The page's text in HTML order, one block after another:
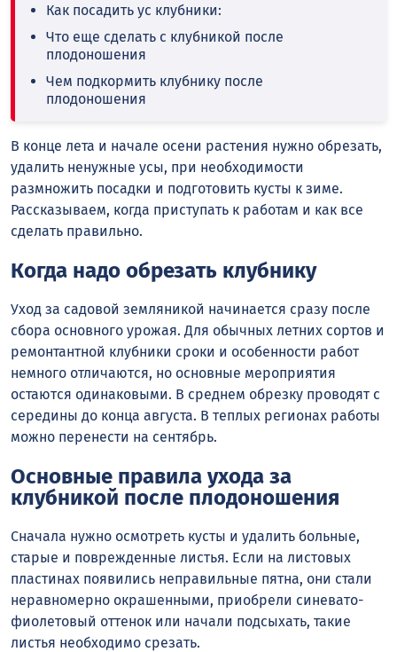
Как посадить ус клубники:
Что еще сделать с клубникой после
плодоношения
Чем подкормить клубнику после
плодоношения
В конце лета и начале осени растения нужно обрезать,
удалить ненужные усы, при необходимости
размножить посадки и подготовить кусты к зиме.
Рассказываем, когда приступать к работам и как все
сделать правильно.
Когда надо обрезать клубнику
Уход за садовой земляникой начинается сразу после
сбора основного урожая. Для обычных летних сортов и
ремонтантной клубники сроки и особенности работ
немного отличаются, но основные мероприятия
остаются одинаковыми. В среднем обрезку проводят с
середины до конца августа. В теплых регионах работы
можно перенести на сентябрь.
Основные правила ухода за
клубникой после плодоношения
Сначала нужно осмотреть кусты и удалить больные,
старые и поврежденные листья. Если на листовых
пластинах появились неправильные пятна, они стали
неравномерно окрашенными, приобрели синевато-
фиолетовый оттенок или начали подсыхать, такие
листья необходимо срезать.